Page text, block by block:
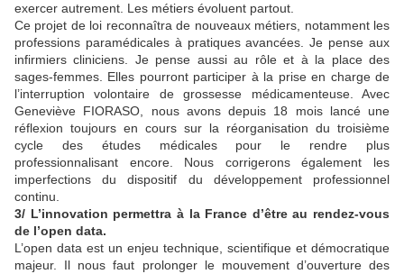
exercer autrement. Les métiers évoluent partout.
Ce projet de loi reconnaîtra de nouveaux métiers, notamment les
professions paramédicales à pratiques avancées. Je pense aux
infirmiers cliniciens. Je pense aussi au rôle et à la place des
sages-femmes. Elles pourront participer à la prise en charge de
l’interruption volontaire de grossesse médicamenteuse. Avec
Geneviève FIORASO, nous avons depuis 18 mois lancé une
réflexion toujours en cours sur la réorganisation du troisième
cycle des études médicales pour le rendre plus
professionnalisant encore. Nous corrigerons également les
imperfections du dispositif du développement professionnel
continu.
3/ L’innovation permettra à la France d’être au rendez-vous
de l’open data.
L’open data est un enjeu technique, scientifique et démocratique
majeur. Il nous faut prolonger le mouvement d’ouverture des